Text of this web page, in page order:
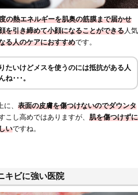
の熱エネルギーを肌奥の筋膜まで届かせ
を引き締めて小顔になることができる人気
る人のケアにおすすめです。
たいけどメスを使うのには抵抗がある人
ね･･･。
、 表面の皮膚を傷つけないのでダウンタ
こし高めではありますが、 肌を傷つけずに
いですね。
キビに強い医院